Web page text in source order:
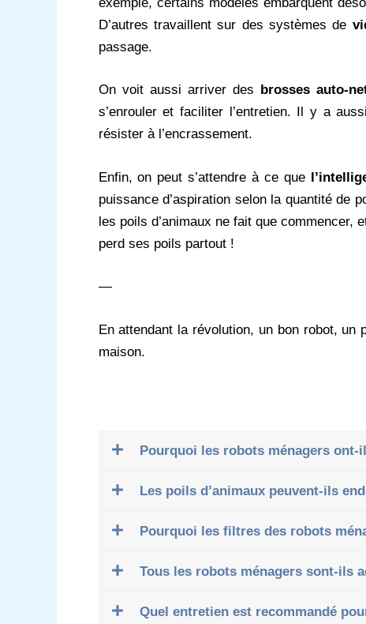
D’autres travaillent sur des systèmes de
passage.
On voit aussi arriver des brosses auto-
s’enrouler et faciliter l’entretien. Il y a
résister à l’encrassement.
Enfin, on peut s’attendre à ce que
puissance d’aspiration selon la quantité de
les poils d’animaux ne fait que
perd ses poils partout !
—
En attendant la révolution, un bon robot, un
maison.
Pourquoi les robots ménagers
Les poils d’animaux peuvent-ils
Pourquoi les filtres des robots
Tous les robots ménagers sont-ils
Quel entretien est recommandé